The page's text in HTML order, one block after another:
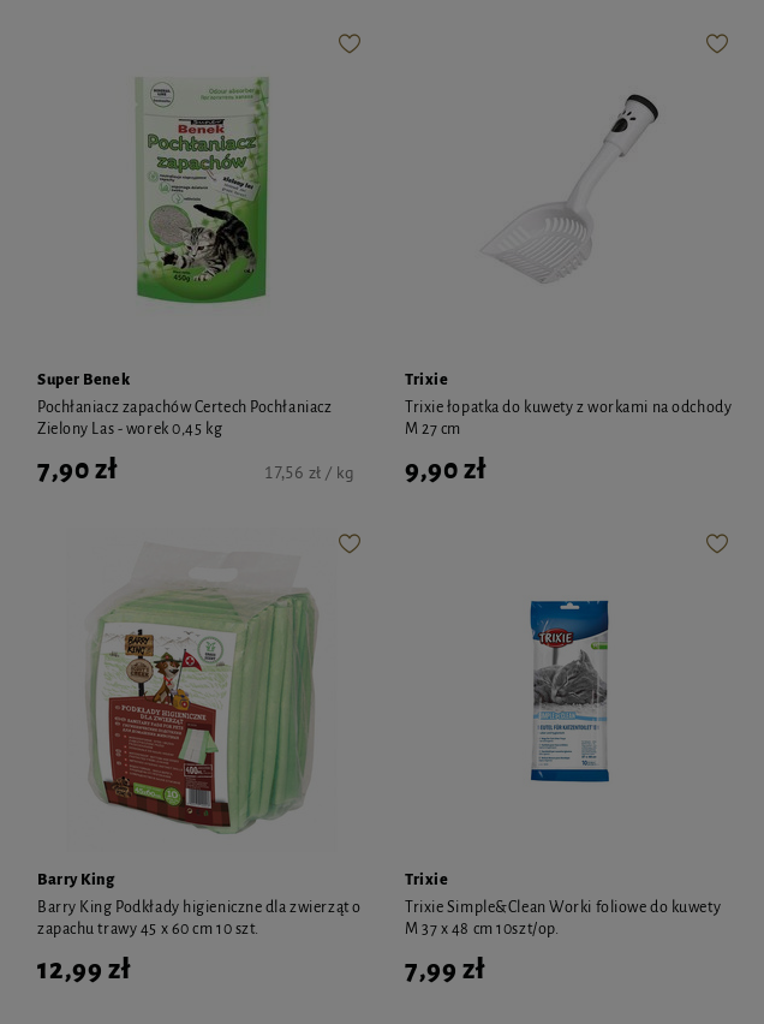
Super Benek
Pochłaniacz zapachów Certech Pochłaniacz
Zielony Las - worek 0,45 kg
7,90 zł 17,56 zł / kg
Trixie
Trixie łopatka do kuwety z workami na odchody
M 27 cm
9,90 zł
Barry King
Barry King Podkłady higieniczne dla zwierząt o
zapachu trawy 45 x 60 cm 10 szt.
12,99 zł
Trixie
Trixie Simple&Clean Worki foliowe do kuwety
M 37 x 48 cm 10szt/op.
7,99 zł